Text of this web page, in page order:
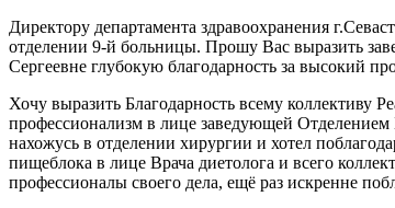
Директору департамента здравоохранения
отделении 9-й больницы. Прошу Вас выразить
Сергеевне глубокую благодарность за высокий
Хочу выразить Благодарность всему
профессионализм в лице заведующей
нахожусь в отделении хирургии и хотел
пищеблока в лице Врача диетолога и всего
профессионалы своего дела, ещё раз искренне